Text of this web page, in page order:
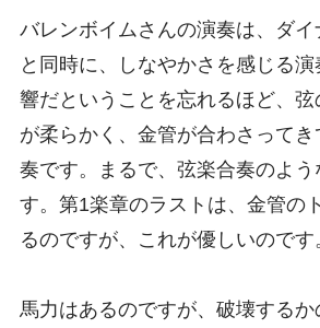
バレンボイムさんの演奏は、ダイ
と同時に、しなやかさを感じる
響だということを忘れるほど、
が柔らかく、金管が合わさって
奏です。まるで、弦楽合奏のよう
す。第1楽章のラストは、金管の
るのですが、これが優しいのです
馬力はあるのですが、破壊する